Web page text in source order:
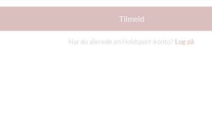
Tilmeld
Har du allerede en Holdsport-konto? Log på